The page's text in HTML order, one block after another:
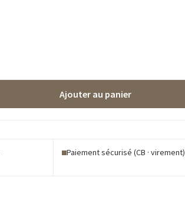
Ajouter au panier
Paiement sécurisé (CB · virement)